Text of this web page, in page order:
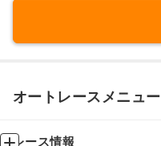
オートレースメニュー
レース情報